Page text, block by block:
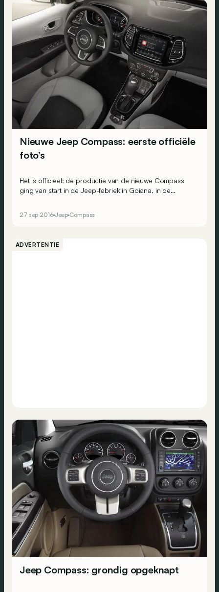
Nieuwe Jeep Compass: eerste officiële
foto’s
Het is officieel: de productie van de nieuwe Compass
ging van start in de Jeep-fabriek in Goiana, in de
grootste Latijns-Amerikaanse land.
27 sep 2016 Jeep Compass
ADVERTENTIE
Jeep Compass: grondig opgeknapt